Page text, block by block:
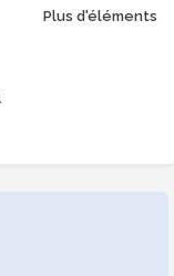
Plus d'éléments